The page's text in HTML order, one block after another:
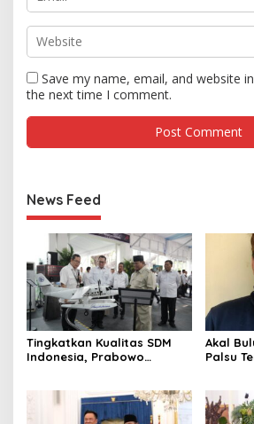
Save my name, email, and website
the next time I comment.
News Feed
Tingkatkan Kualitas SDM
Indonesia, Prabowo
Terbaik Dunia
Akal
Palsu